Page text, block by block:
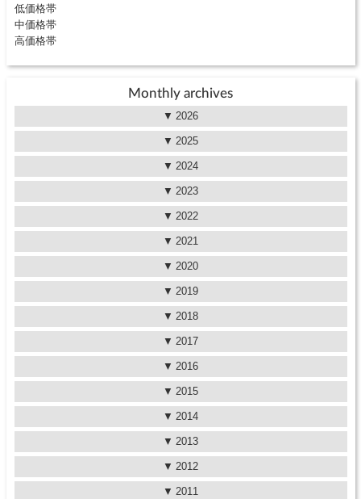
低価格帯
中価格帯
高価格帯
Monthly archives
2026
2025
2024
2023
2022
2021
2020
2019
2018
2017
2016
2015
2014
2013
2012
2011